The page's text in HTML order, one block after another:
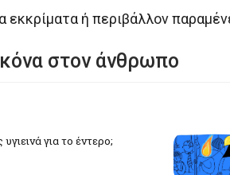
ή περιβάλλον
στον άνθρωπο
για το έντερο;